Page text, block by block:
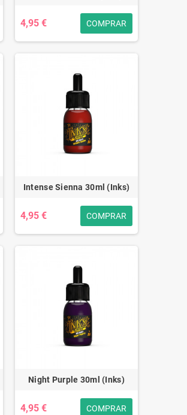
4,95 € COMPRAR
Intense Sienna 30ml (Inks)
4,95 € COMPRAR
Night Purple 30ml (Inks)
4,95 € COMPRAR